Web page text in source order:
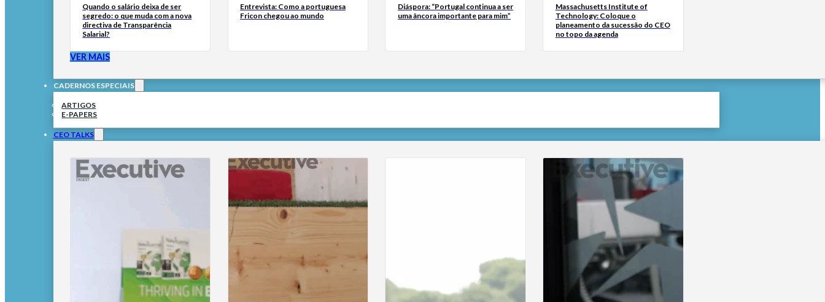
Quando o salário deixa de ser
segredo: o que muda com a nova
directiva de Transparência
Salarial?
Entrevista: Como a portuguesa
Fricon chegou ao mundo
Diáspora: “Portugal continua a ser
uma âncora importante para mim”
Massachusetts Institute of
Technology: Coloque o
planeamento da sucessão do CEO
no topo da agenda
VER MAIS
CADERNOS ESPECIAIS
ARTIGOS
E-PAPERS
CEO TALKS